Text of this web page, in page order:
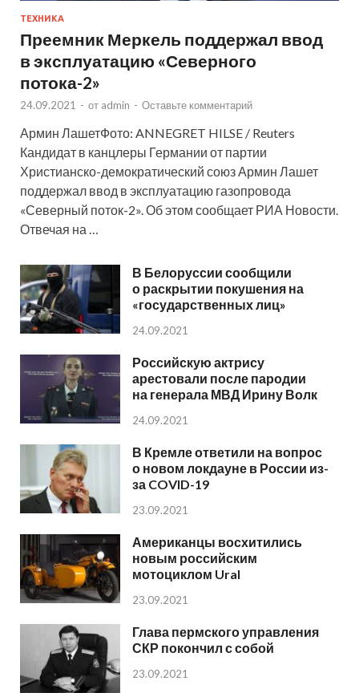
ТЕХНИКА
Преемник Меркель поддержал ввод
в эксплуатацию «Северного
потока-2»
24.09.2021 - от admin - Оставьте комментарий
Армин ЛашетФото: ANNEGRET HILSE / Reuters
Кандидат в канцлеры Германии от партии
Христианско-демократический союз Армин Лашет
поддержал ввод в эксплуатацию газопровода
«Северный поток-2». Об этом сообщает РИА Новости.
Отвечая на …
В Белоруссии сообщили
о раскрытии покушения на
«государственных лиц»
24.09.2021
Российскую актрису
арестовали после пародии
на генерала МВД Ирину Волк
24.09.2021
В Кремле ответили на вопрос
о новом локдауне в России из-
за COVID-19
23.09.2021
Американцы восхитились
новым российским
мотоциклом Ural
23.09.2021
Глава пермского управления
СКР покончил с собой
23.09.2021